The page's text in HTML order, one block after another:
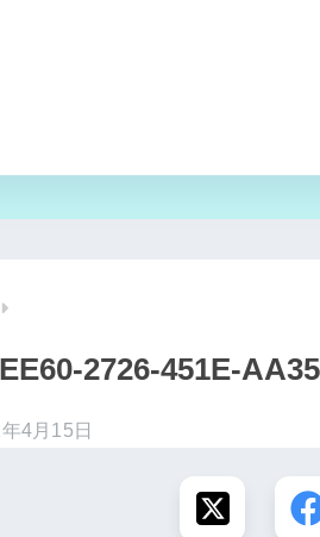
2726-451E-
4月15日